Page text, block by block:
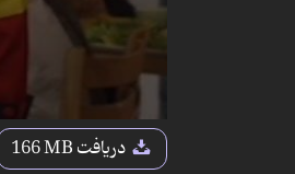
دریافت166 MB